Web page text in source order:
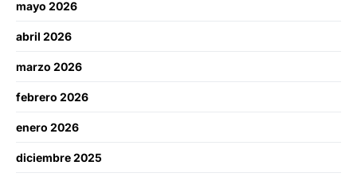
mayo 2026
abril 2026
marzo 2026
febrero 2026
enero 2026
diciembre 2025